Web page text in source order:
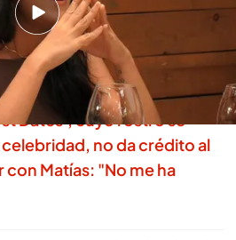
parecido con un
dejado sorprendida
Dates', cuyo rostro se
celebridad, no da crédito al
con Matías: "No me ha